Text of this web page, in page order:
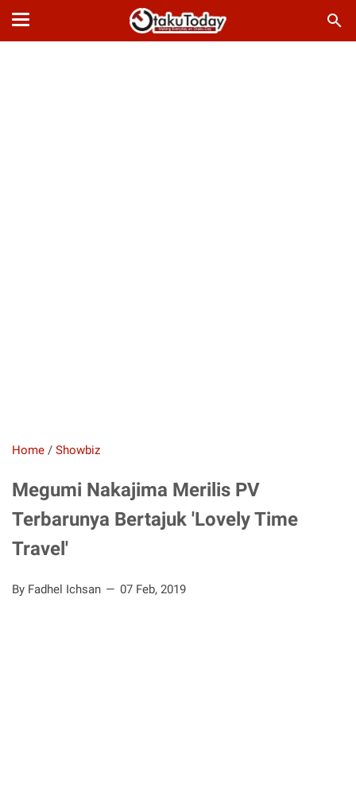
Home / Showbiz
Megumi Nakajima Merilis PV
Terbarunya Bertajuk 'Lovely Time
Travel'
By Fadhel Ichsan 07 Feb, 2019